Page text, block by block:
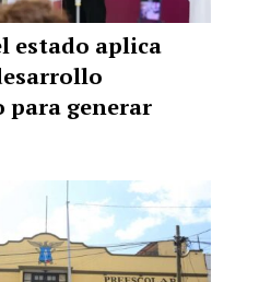
estado aplica
generar